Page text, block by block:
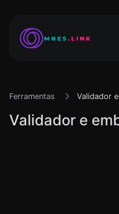
Ferramentas Validador
Validador e